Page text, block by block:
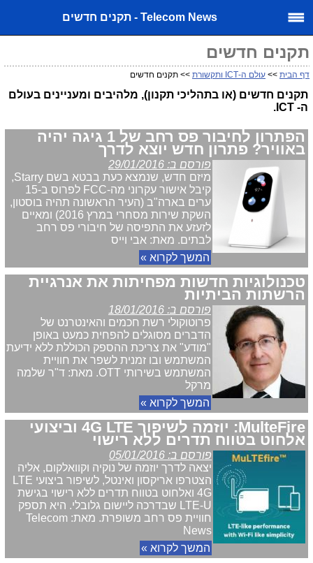
Telecom News - תקנים חדשים
תקנים חדשים
דף הבית >> עולם ה-ICT ותקשורת >> תקנים חדשים
תקנים חדשים (או בתהליכי תקנון), מלהיבים ומעניינים בעולם
ה- ICT.
הפתרון לחיבור פס רחב של 1 גיגה יהיה
באוויר? פתרון חדש יוצא לדרך
פורסם ב: 29/01/2016
מיזם חדש, שנמצא כעת בבטא בשם Starry,
קיבל אישור עקרוני מה-FCC לפרוס ב-15
ערים בארה"ב (העיר הראשונה תהיה בוסטון,
השקת שירות מסחרי במרץ 2016) ומאיים
לזעזע את התפיסה של חיבורי פס רחב
לבתים. מאת: אבי וייס
המשך לקרוא »
טכנולוגיות חדשות מפחיתות את אנרגיית
הרשתות הביתיות
פורסם ב: 18/01/2016
פרוטוקולי רשת חכמים והאינטרנט של
הדברים מסוגלים להפחית כמעט באופן
"מודע" את צריכת ההספק הכוללת ללא ידיעת
המשתמש ובו זמנית לשפר את חוויית
המשתמש בשירותי OTT. מאת: ד"ר שלמה
מרקל
המשך לקרוא »
MulteFire: יוזמה לשיפור 4G LTE וביצועי
אלחוט בטווח תדרים ללא רישוי
פורסם ב: 05/01/2016
יצאה לדרך יוזמה של נוקיה וקוואלקום, אליה
הצטרפו אריקסון ואינטל, לשיפור ביצועי LTE
4G ואלחוט בטווח תדרים ללא רישוי בגישת
LTE-U שבדרכה ליישום גלובלי. היא תספק
חוויית פס רחב משופרת. מאת: Telecom
News
המשך לקרוא »